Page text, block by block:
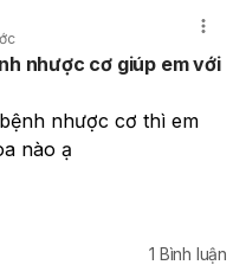
nhược cơ giúp em với
nhược cơ thì em
nào ạ
1 Bình luận